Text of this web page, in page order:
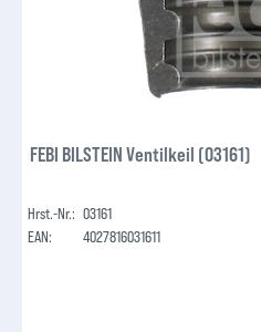
FEBI BILSTEIN Ventilkeil (03161)
Hrst.-Nr.: 03161
EAN:
4027816031611